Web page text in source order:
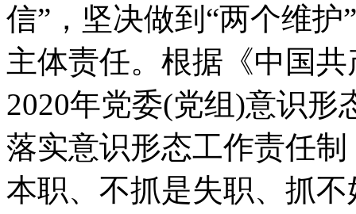
信”，坚决做到“两个维
主体责任。根据《中国
2020年党委(党组)意识
落实意识形态工作责任
本职、不抓是失职、抓